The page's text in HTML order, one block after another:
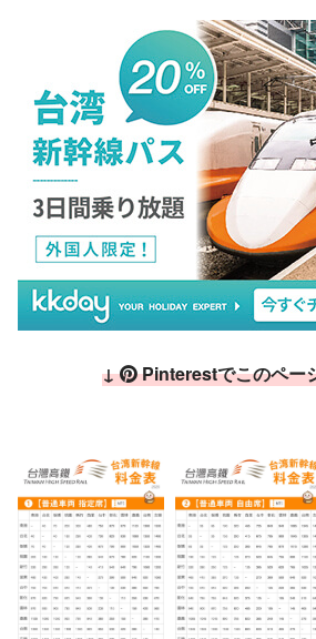
↓ Pinterestでこのペー